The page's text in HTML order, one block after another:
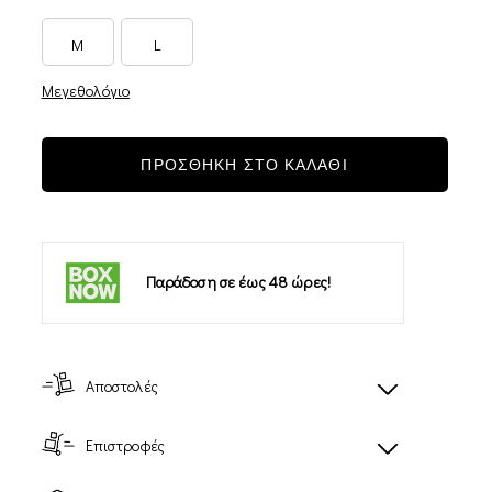
M L
Μεγεθολόγιο
ΠΡΟΣΘΗΚΗ ΣΤΟ ΚΑΛΑΘΙ
Παράδοση σε έως 48 ώρες!
Αποστολές
Επιστροφές
-14%